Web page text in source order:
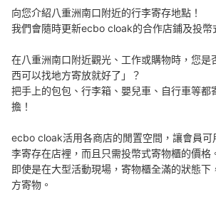
可保管的行李數
00小的 :35/ ¥400
付款方式
查看此投幣式儲物櫃的位
向您介紹八重洲南口附近的行李寄存地點！
我們會隨時更新ecbo cloak的合作店鋪及投幣
在八重洲南口附近觀光、工作或購物時，您是
西可以找地方寄放就好了」？
把手上的包包、行李箱、嬰兒車、自行車等都
擔！
ecbo cloak活用各商店的閒置空間，讓會員可
李寄存在店裡，而且只需投幣式寄物櫃的價格
即使是在大型活動現場，寄物櫃全滿的狀態下
方寄物。